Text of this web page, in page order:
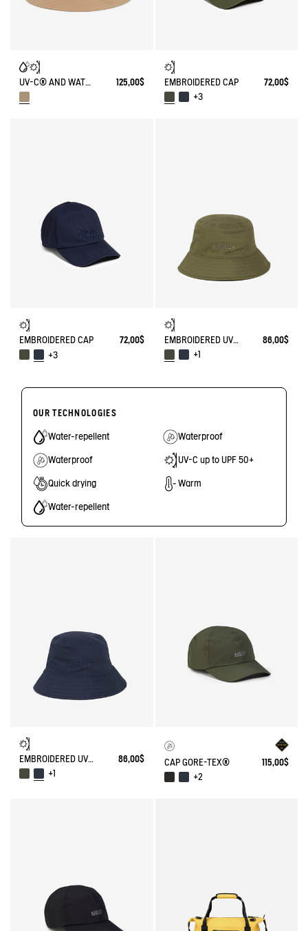
UV-C® AND WATER REPELLENT TREKKING HAT 125,00$ EMBROIDERED CAP
72,00$
+3
EMBROIDERED CAP
72,00$
+3
EMBROIDERED UV-C®COTON HAT
86,00$
+1
OUR TECHNOLOGIES
Water-repellent Waterproof
Waterproof UV-C up to UPF 50+
Quick drying Warm
Water-repellent
EMBROIDERED UV-C®COTON HAT
86,00$
+1
CAP GORE-TEX®
115,00$
+2